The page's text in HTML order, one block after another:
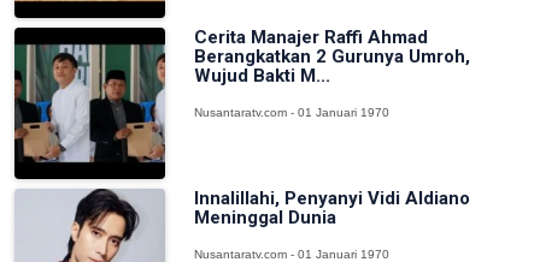
Cerita Manajer Raffi Ahmad
Berangkatkan 2 Gurunya Umroh,
Wujud Bakti M...
Nusantaratv.com - 01 Januari 1970
Innalillahi, Penyanyi Vidi Aldiano
Meninggal Dunia
Nusantaratv.com - 01 Januari 1970